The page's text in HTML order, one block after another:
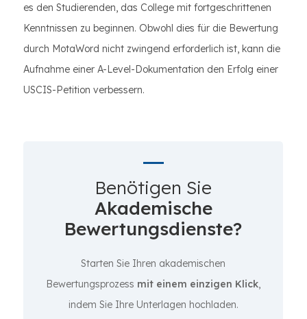
es den Studierenden, das College mit fortgeschrittenen
Kenntnissen zu beginnen. Obwohl dies für die Bewertung
durch MotaWord nicht zwingend erforderlich ist, kann die
Aufnahme einer A-Level-Dokumentation den Erfolg einer
USCIS-Petition verbessern.
Benötigen Sie
Akademische
Bewertungsdienste?
Starten Sie Ihren akademischen
Bewertungsprozess mit einem einzigen Klick,
indem Sie Ihre Unterlagen hochladen.